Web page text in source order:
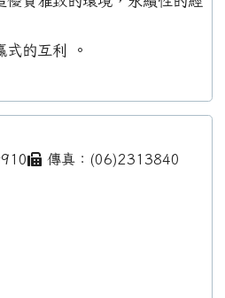
式的互利 。
傳真：(06)2313840